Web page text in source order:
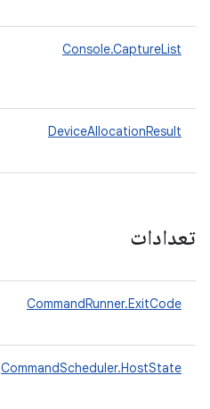
Console.CaptureList
DeviceAllocationResult
تعدادات
CommandRunner.ExitCode
CommandScheduler.HostState